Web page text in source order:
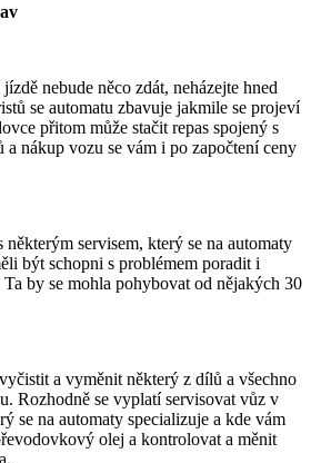
nebude něco zdát, neházejte hned
se automatu zbavuje jakmile se projeví
přitom může stačit repas spojený s
nákup vozu se vám i po započtení ceny
servisem, který se na automaty
být schopni s problémem poradit i
Ta by se mohla pohybovat od nějakých 30
a vyměnit některý z dílů a všechno
Rozhodně se vyplatí servisovat vůz v
se na automaty specializuje a kde vám
olej a kontrolovat a měnit